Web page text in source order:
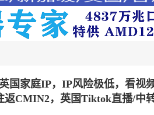
国家庭IP，IP风险极低，看视频
返CMIN2，英国Tiktok直播/中